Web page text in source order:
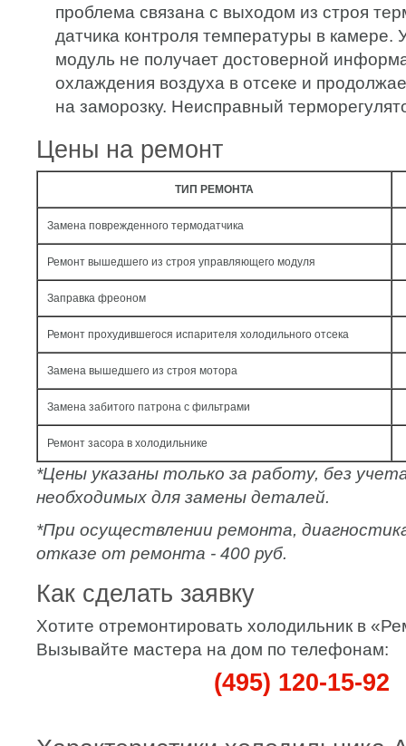
проблема связана с выходом из строя
датчика контроля температуры в камере.
модуль не получает достоверной
охлаждения воздуха в отсеке и
на заморозку. Неисправный
Цены на ремонт
ТИП РЕМОНТА
Замена поврежденного термодатчика
Ремонт вышедшего из строя управляющего модуля
Заправка фреоном
Ремонт прохудившегося испарителя холодильного отсека
Замена вышедшего из строя мотора
Замена забитого патрона с фильтрами
Ремонт засора в холодильнике
*Цены указаны только за работу, без
необходимых для замены деталей.
*При осуществлении ремонта,
отказе от ремонта - 400 руб.
Как сделать заявку
Хотите отремонтировать холодильник в
Вызывайте мастера на дом по телефонам:
(495) 120-15-92